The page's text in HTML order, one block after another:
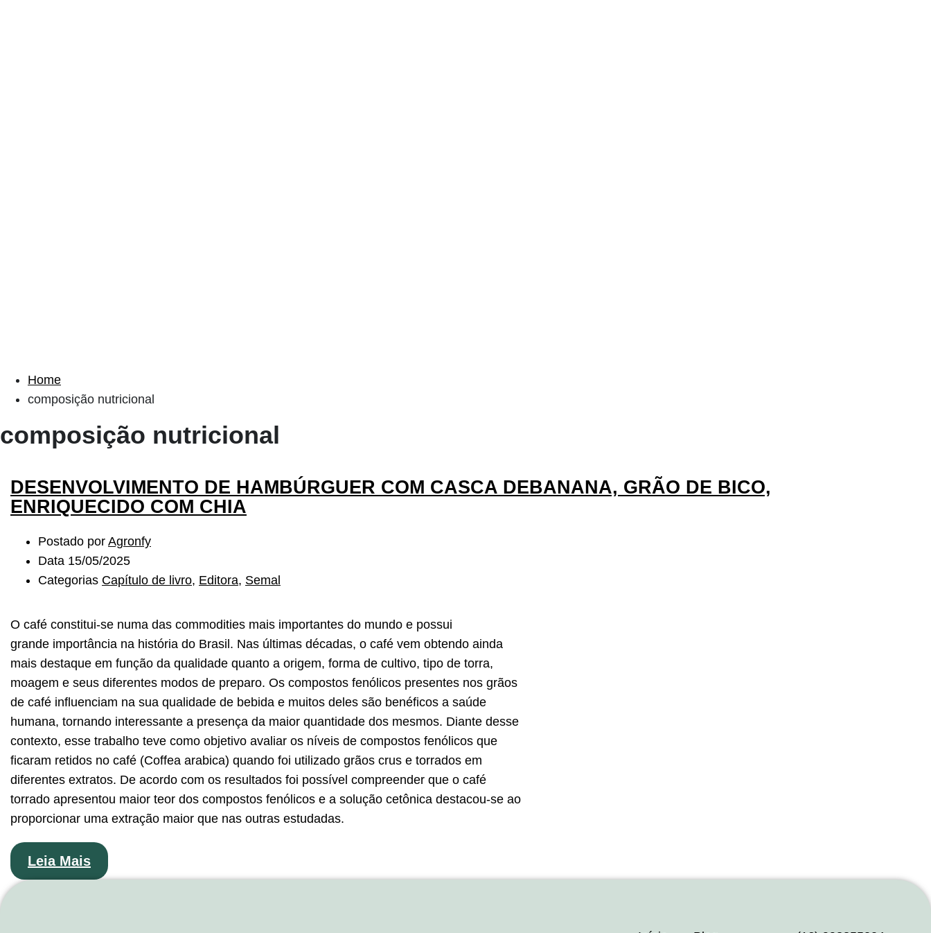
Home
composição nutricional
composição nutricional
DESENVOLVIMENTO DE HAMBÚRGUER COM CASCA DEBANANA, GRÃO DE BICO,
ENRIQUECIDO COM CHIA
Postado por Agronfy
Data 15/05/2025
Categorias Capítulo de livro, Editora, Semal
O café constitui-se numa das commodities mais importantes do mundo e possui
grande importância na história do Brasil. Nas últimas décadas, o café vem obtendo ainda
mais destaque em função da qualidade quanto a origem, forma de cultivo, tipo de torra,
moagem e seus diferentes modos de preparo. Os compostos fenólicos presentes nos grãos
de café influenciam na sua qualidade de bebida e muitos deles são benéficos a saúde
humana, tornando interessante a presença da maior quantidade dos mesmos. Diante desse
contexto, esse trabalho teve como objetivo avaliar os níveis de compostos fenólicos que
ficaram retidos no café (Coffea arabica) quando foi utilizado grãos crus e torrados em
diferentes extratos. De acordo com os resultados foi possível compreender que o café
torrado apresentou maior teor dos compostos fenólicos e a solução cetônica destacou-se ao
proporcionar uma extração maior que nas outras estudadas.
Leia Mais